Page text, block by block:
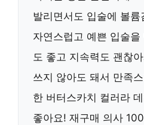
발리면서도 입술에 볼륨
자연스럽고 예쁜 입술
도 좋고 지속력도 괜찮
쓰지 않아도 돼서 만족
한 버터스카치 컬러라
좋아요! 재구매 의사